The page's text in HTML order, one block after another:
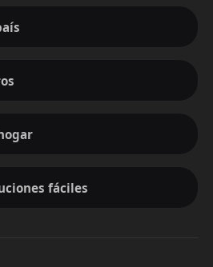
fáciles